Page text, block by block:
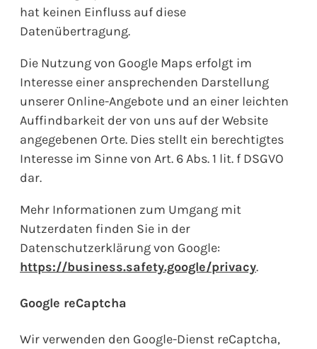
hat keinen Einfluss auf diese
Datenübertragung.
Die Nutzung von Google Maps erfolgt im
Interesse einer ansprechenden Darstellung
unserer Online-Angebote und an einer leichten
Auffindbarkeit der von uns auf der Website
angegebenen Orte. Dies stellt ein berechtigtes
Interesse im Sinne von Art. 6 Abs. 1 lit. f DSGVO
dar.
Mehr Informationen zum Umgang mit
Nutzerdaten finden Sie in der
Datenschutzerklärung von Google:
https://business.safety.google/privacy.
Google reCaptcha
Wir verwenden den Google-Dienst reCaptcha,